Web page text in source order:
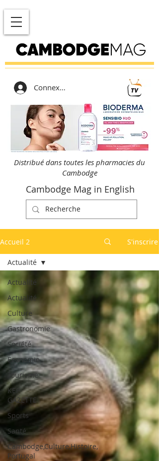
Connexion
Distribué dans toutes les pharmacies du
Cambodge
Cambodge Mag in English
Accueil 2 S'inscrire
Actualité
Actualité
Culture
Gastronomie
Société
Economie
Tourisme
KEP
GAZETTE
Sports
Santé
Cambodge,Culture,Histoire,
Portugal
Actualité